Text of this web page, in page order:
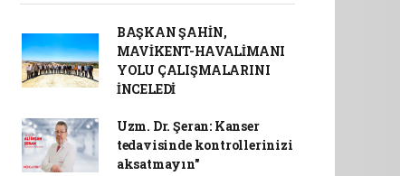
BAŞKAN ŞAHİN,
MAVİKENT-HAVALİMANI
YOLU ÇALIŞMALARINI
İNCELEDİ
Uzm. Dr. Şeran: Kanser
tedavisinde kontrollerinizi
aksatmayın"